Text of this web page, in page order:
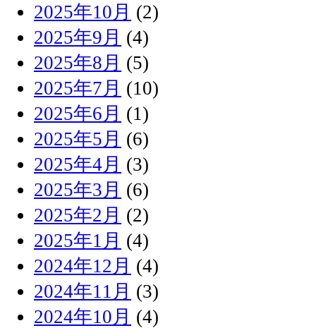
2025年10月 (2)
2025年9月 (4)
2025年8月 (5)
2025年7月 (10)
2025年6月 (1)
2025年5月 (6)
2025年4月 (3)
2025年3月 (6)
2025年2月 (2)
2025年1月 (4)
2024年12月 (4)
2024年11月 (3)
2024年10月 (4)